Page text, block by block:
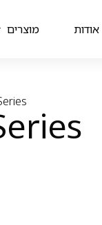
אודות מוצרים